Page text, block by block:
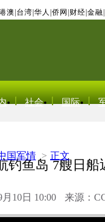
澳 台湾 华人 侨网 财经 金融
社会 国际
国军情 > 正文
钓鱼岛 7艘日船
10日 10:00 来源：